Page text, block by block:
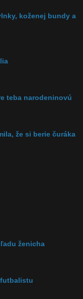
koženej bundy a
teba narodeninovú
že si berie čuráka
ženicha